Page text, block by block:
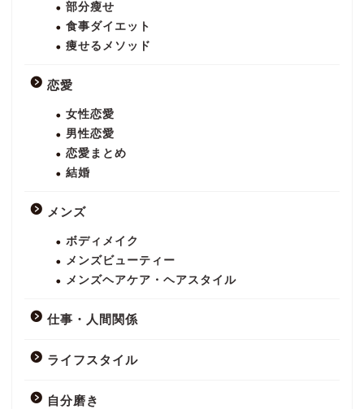
部分瘦せ
食事ダイエット
痩せるメソッド
恋愛
女性恋愛
男性恋愛
恋愛まとめ
結婚
メンズ
ボディメイク
メンズビューティー
メンズヘアケア・ヘアスタイル
仕事・人間関係
ライフスタイル
自分磨き